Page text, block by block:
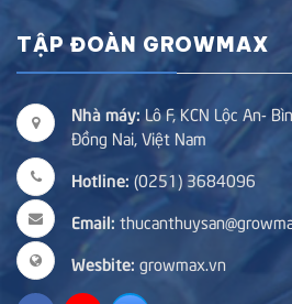
TẬP ĐOÀN GROWMAX
Nhà máy: Lô F, KCN Lộc An-
Đồng Nai, Việt Nam
Hotline: (0251) 3684096
Email:
Wesbite: growmax.vn